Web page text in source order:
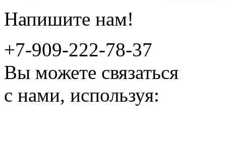
Напишите нам!
+7-909-222-78-37
Вы можете связаться
с нами, используя: